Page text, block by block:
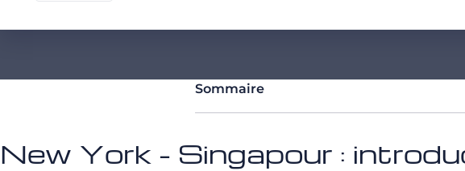
Sommaire
New York - Singapour :